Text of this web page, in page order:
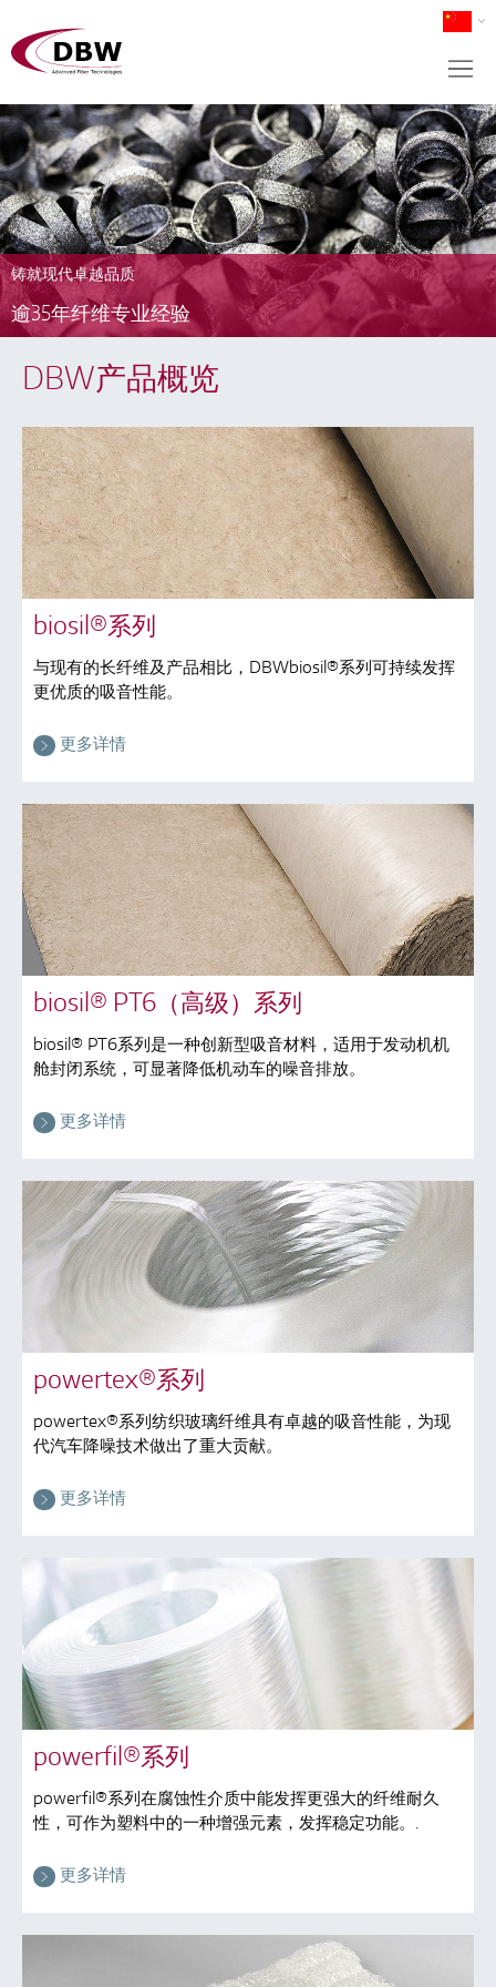
铸就现代卓越品质
逾35年纤维专业经验
DBW产品概览
biosil®系列
与现有的长纤维及产品相比，DBWbiosil®系列可持续发挥
更优质的吸音性能。
更多详情
biosil® PT6（高级）系列
biosil® PT6系列是一种创新型吸音材料，适用于发动机机
舱封闭系统，可显著降低机动车的噪音排放。
更多详情
powertex®系列
powertex®系列纺织玻璃纤维具有卓越的吸音性能，为现
代汽车降噪技术做出了重大贡献。
更多详情
powerfil®系列
powerfil®系列在腐蚀性介质中能发挥更强大的纤维耐久
性，可作为塑料中的一种增强元素，发挥稳定功能。.
更多详情